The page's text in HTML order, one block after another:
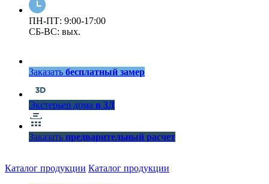
ПН-ПТ: 9:00-17:00
СБ-ВС: вых.
Заказать бесплатный замер
Экстерьер дома в 3Д
Заказать предварительный расчет
Каталог продукции Каталог продукции